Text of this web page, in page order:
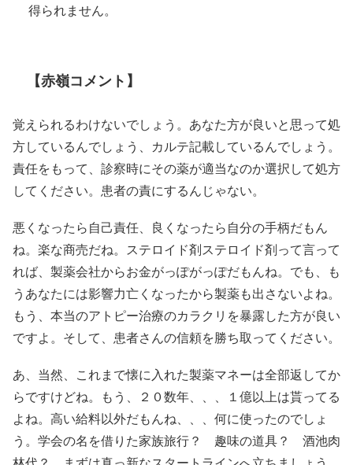
得られません。
【赤嶺コメント】
覚えられるわけないでしょう。あなた方が良いと思って処
方しているんでしょう、カルテ記載しているんでしょう。
責任をもって、診察時にその薬が適当なのか選択して処方
してください。患者の責にするんじゃない。
悪くなったら自己責任、良くなったら自分の手柄だもん
ね。楽な商売だね。ステロイド剤ステロイド剤って言って
れば、製薬会社からお金がっぽがっぽだもんね。でも、も
うあなたには影響力亡くなったから製薬も出さないよね。
もう、本当のアトピー治療のカラクリを暴露した方が良い
ですよ。そして、患者さんの信頼を勝ち取ってください。
あ、当然、これまで懐に入れた製薬マネーは全部返してか
らですけどね。もう、２０数年、、、１億以上は貰ってる
よね。高い給料以外だもんね、、、何に使ったのでしょ
う。学会の名を借りた家族旅行？ 趣味の道具？ 酒池肉